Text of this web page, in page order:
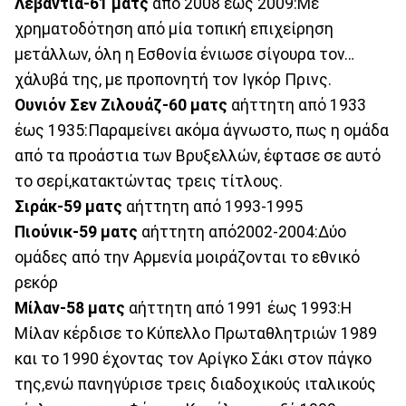
χρηματοδότηση από μία τοπική επιχείρηση
μετάλλων, όλη η Εσθονία ένιωσε σίγουρα τον…
χάλυβά της, με προπονητή τον Ιγκόρ Πρινς.
Ουνιόν Σεν Ζιλουάζ-60 ματς αήττητη από 1933
έως 1935:Παραμείνει ακόμα άγνωστο, πως η ομάδα
από τα προάστια των Βρυξελλών, έφτασε σε αυτό
το σερί,κατακτώντας τρεις τίτλους.
Σιράκ-59 ματς αήττητη από 1993-1995
Πιούνικ-59 ματς αήττητη από2002-2004:Δύο
ομάδες από την Αρμενία μοιράζονται το εθνικό
ρεκόρ
Μίλαν-58 ματς αήττητη από 1991 έως 1993:Η
Μίλαν κέρδισε το Κύπελλο Πρωταθλητριών 1989
και το 1990 έχοντας τον Αρίγκο Σάκι στον πάγκο
της,ενώ πανηγύρισε τρεις διαδοχικούς ιταλικούς